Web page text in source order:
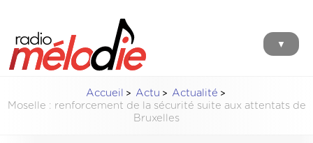
▼
Accueil Actu
Actualité
Moselle : renforcement de la sécurité suite aux attentats de
Bruxelles